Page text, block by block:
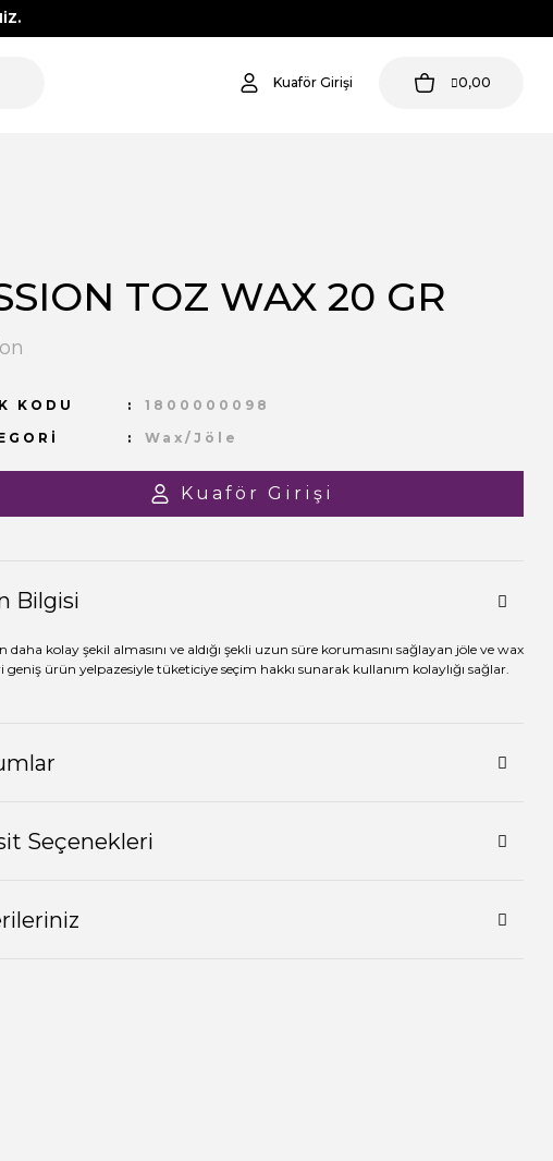
Kuaför Girişi 0,00
TOZ WAX 20 GR
KODU
1800000098
Wax/Jöle
Kuaför Girişi
Bilgisi
daha kolay şekil almasını ve aldığı şekli uzun süre korumasını sağlayan jöle ve wax
geniş ürün yelpazesiyle tüketiciye seçim hakkı sunarak kullanım kolaylığı sağlar.
Seçenekleri